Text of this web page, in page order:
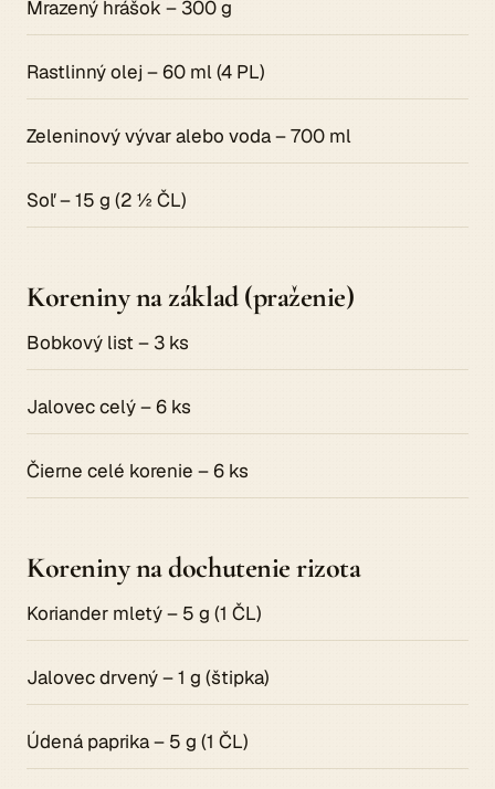
Mrazený hrášok – 300 g
Rastlinný olej – 60 ml (4 PL)
Zeleninový vývar alebo voda – 700 ml
Soľ – 15 g (2 ½ ČL)
Koreniny na základ (praženie)
Bobkový list – 3 ks
Jalovec celý – 6 ks
Čierne celé korenie – 6 ks
Koreniny na dochutenie rizota
Koriander mletý – 5 g (1 ČL)
Jalovec drvený – 1 g (štipka)
Údená paprika – 5 g (1 ČL)